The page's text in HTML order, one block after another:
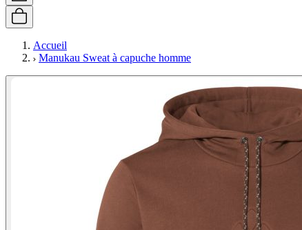
Accueil
Manukau Sweat à capuche homme